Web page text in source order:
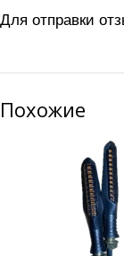
Для отправки
Похожие